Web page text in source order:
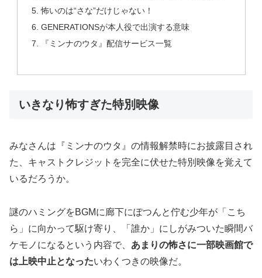
怖いのは“さな”だけじゃない！
GENERATIONSが本人役で出演する意味
『ミンナのウタ』配信サービス一覧
いきなり怖すぎた特別映像
みなさんは『ミンナのウタ』の情報解禁時にお披露目され
た、キャストクレジットを完全に伏せた特別映像を覚えて
いるだろうか。
謎のハミングをBGMに廊下にぽつんと佇む少年が「こち
ら」に向かって駆け寄り、「誰か」にしがみついた瞬間バ
ケモノになるという内容で、 あまりの怖さに一部映画館で
は上映中止となったいわくつきの映像だ。